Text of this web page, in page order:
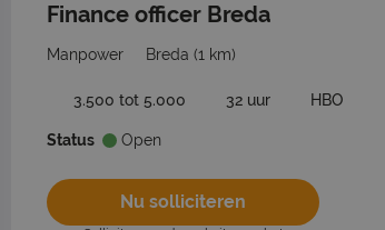
Finance officer Breda
Manpower Breda (1 km)
3.500 tot 5.000 32 uur HBO
Status Open
Nu solliciteren